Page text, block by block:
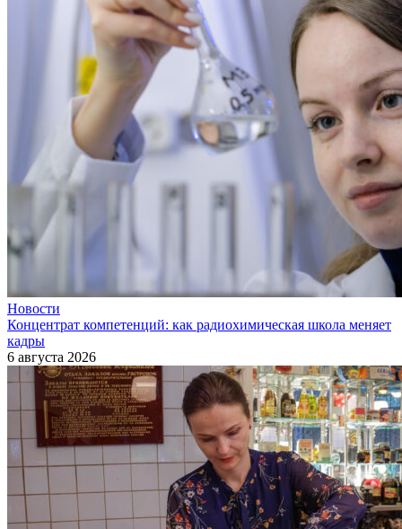
Новости
Концентрат компетенций: как радиохимическая школа меняет
кадры
6 августа 2026